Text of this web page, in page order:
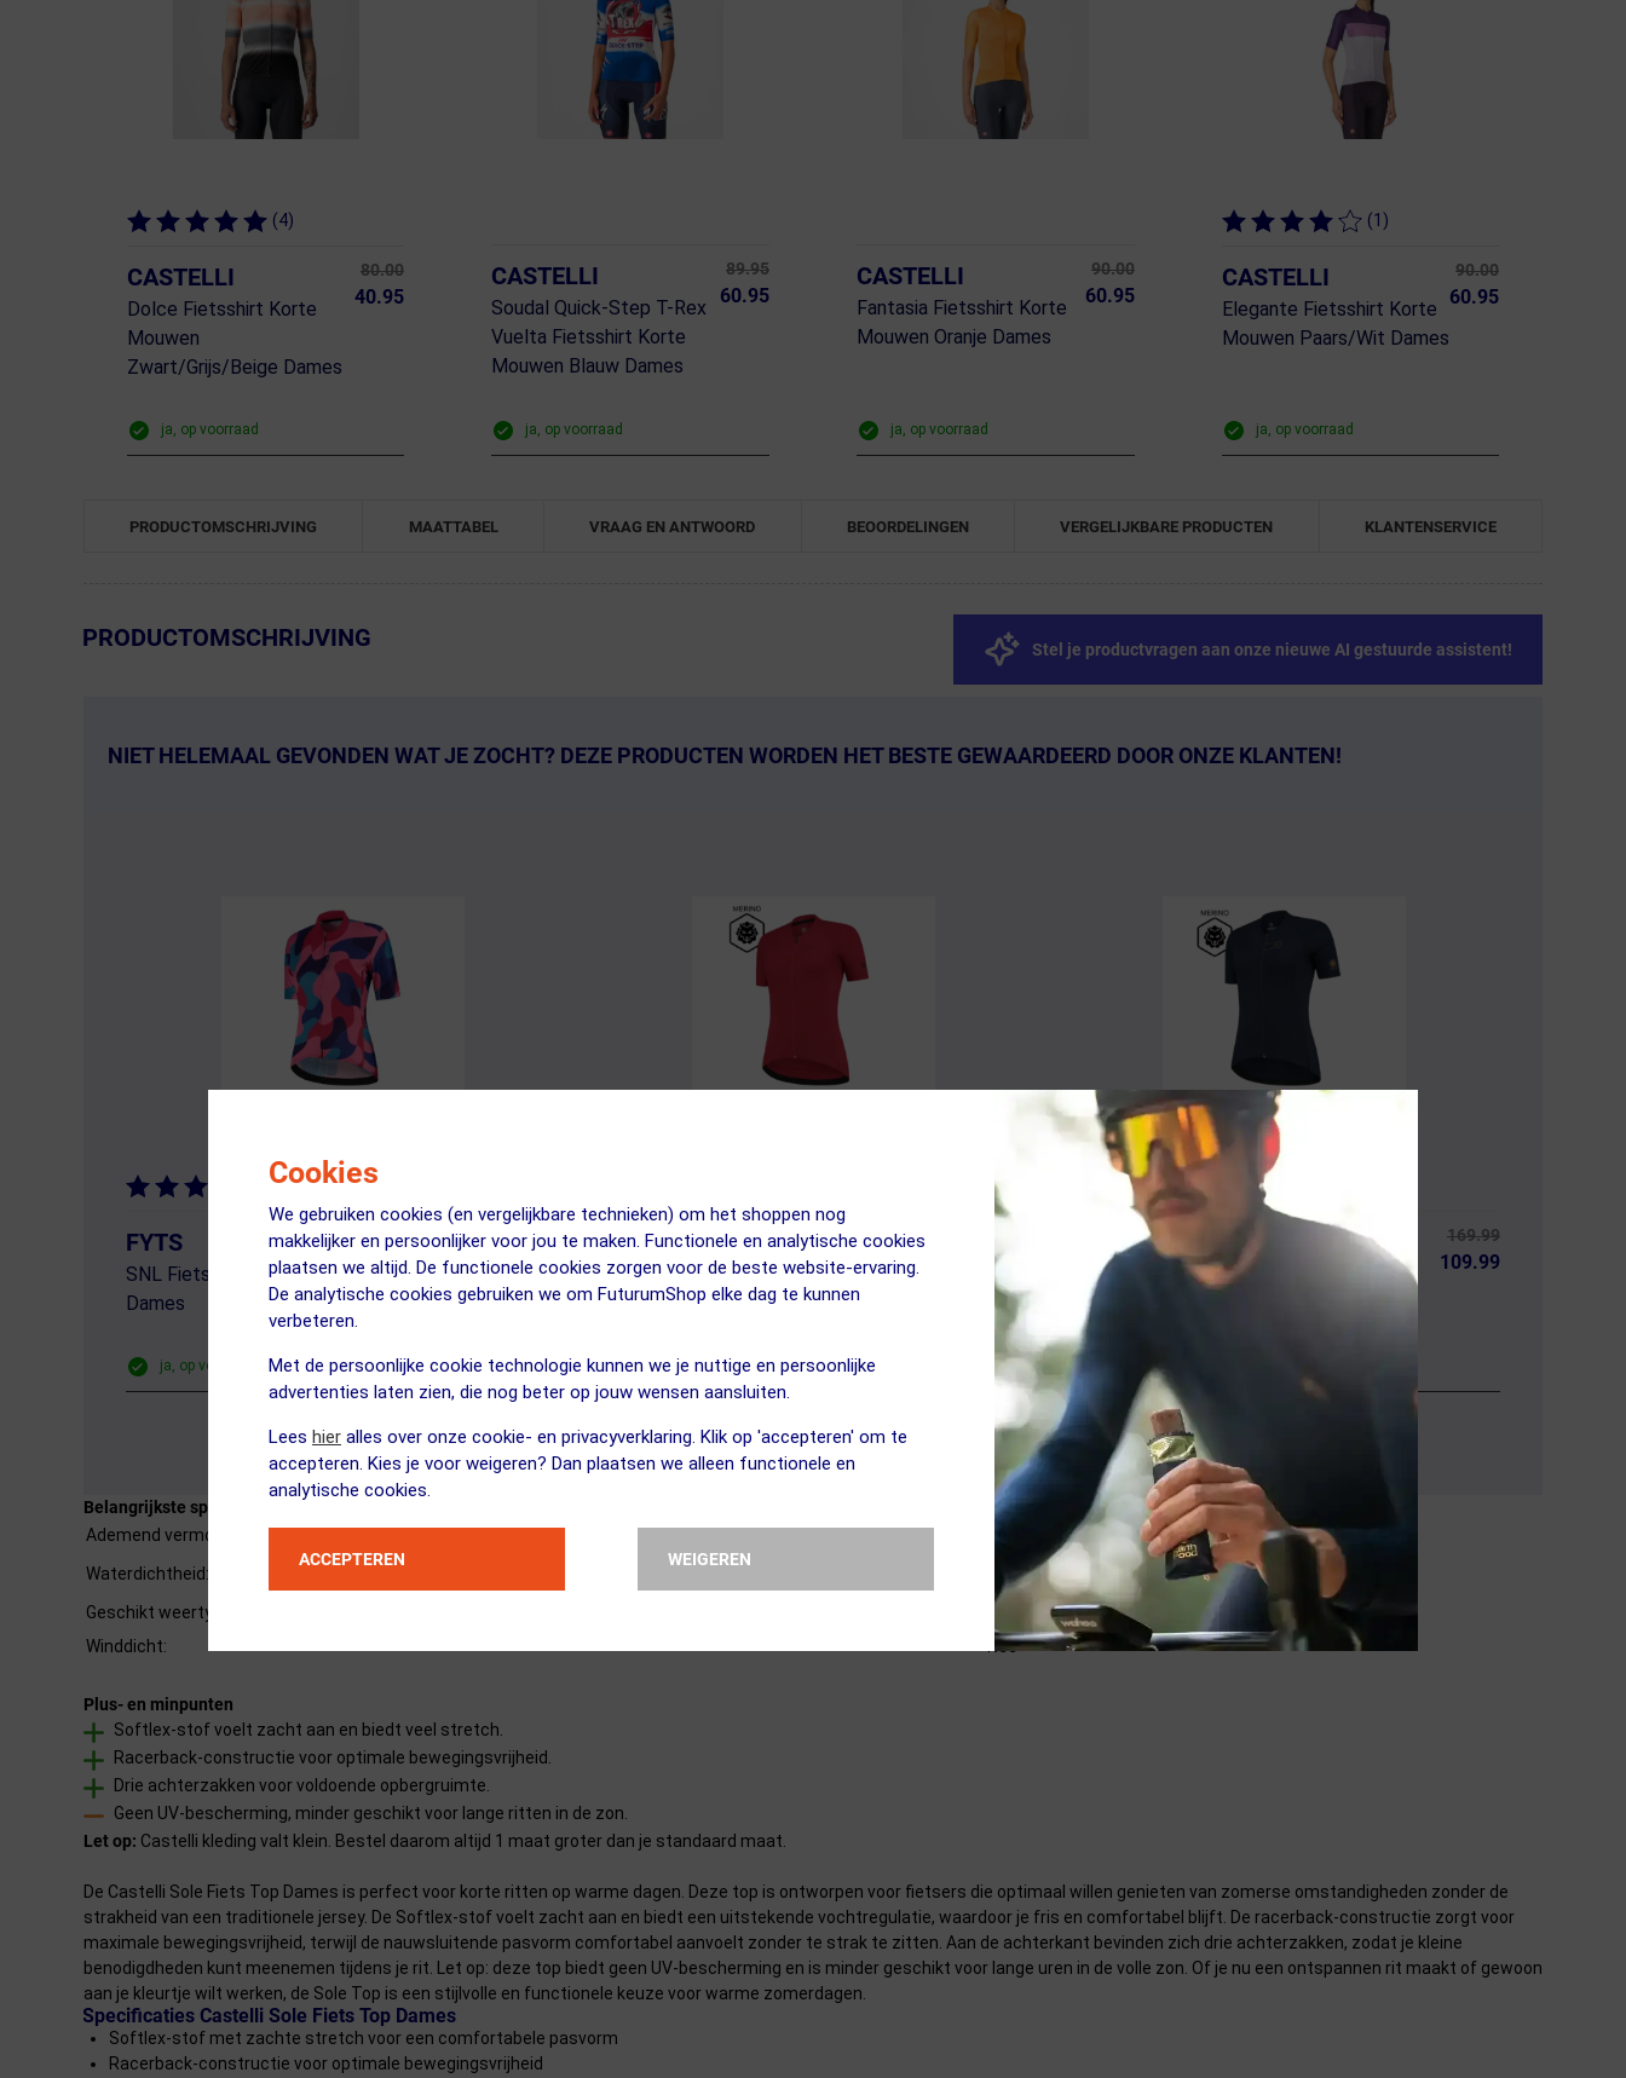
Cookies
We gebruiken cookies (en vergelijkbare technieken) om het shoppen nog
makkelijker en persoonlijker voor jou te maken. Functionele en analytische cookies
plaatsen we altijd. De functionele cookies zorgen voor de beste website-ervaring.
De analytische cookies gebruiken we om FuturumShop elke dag te kunnen
verbeteren.
Met de persoonlijke cookie technologie kunnen we je nuttige en persoonlijke
advertenties laten zien, die nog beter op jouw wensen aansluiten.
Lees hier alles over onze cookie- en privacyverklaring. Klik op 'accepteren' om te
accepteren. Kies je voor weigeren? Dan plaatsen we alleen functionele en
analytische cookies.
ACCEPTEREN WEIGEREN
(4)
CASTELLI
Dolce Fietsshirt Korte
Mouwen
Zwart/Grijs/Beige Dames
80.00
40.95
ja, op voorraad
CASTELLI
Soudal Quick-Step T-Rex
Vuelta Fietsshirt Korte
Mouwen Blauw Dames
89.95
60.95
ja, op voorraad
CASTELLI
Fantasia Fietsshirt Korte
Mouwen Oranje Dames
90.00
60.95
ja, op voorraad
(1)
CASTELLI
Elegante Fietsshirt Korte
Mouwen Paars/Wit Dames
90.00
60.95
ja, op voorraad
PRODUCTOMSCHRIJVING MAATTABEL VRAAG EN ANTWOORD BEOORDELINGEN VERGELIJKBARE PRODUCTEN KLANTENSERVICE
← Terug naar productnavigatie
PRODUCTOMSCHRIJVING Stel je productvragen aan onze nieuwe AI gestuurde assistent!
NIET HELEMAAL GEVONDEN WAT JE ZOCHT? DEZE PRODUCTEN WORDEN HET BESTE GEWAARDEERD DOOR ONZE KLANTEN!
(24)
FYTS
SNL Fietsshirt Korte Mouwen Mozaiek
Dames
54.99
39.99
ja, op voorraad
FUTURUM
ROSA Merino Fietsshirt Korte Mouwen
Rood Dames
109.99
ja, op voorraad
FUTURUM
ROSA Merino Fietsshirt Korte Mouwen
Donkerblauw Dames
169.99
109.99
ja, op voorraad
Belangrijkste specificaties
Ademend vermogen:
★★★★★
Waterdichtheid: ☆☆☆☆☆
Geschikt weertype:
Winddicht:
Nee
Plus- en minpunten
Softlex-stof voelt zacht aan en biedt veel stretch.
Racerback-constructie voor optimale bewegingsvrijheid.
Drie achterzakken voor voldoende opbergruimte.
Geen UV-bescherming, minder geschikt voor lange ritten in de zon.
Let op: Castelli kleding valt klein. Bestel daarom altijd 1 maat groter dan je standaard maat.
De Castelli Sole Fiets Top Dames is perfect voor korte ritten op warme dagen. Deze top is ontworpen voor fietsers die optimaal willen genieten van zomerse omstandigheden zonder de
strakheid van een traditionele jersey. De Softlex-stof voelt zacht aan en biedt een uitstekende vochtregulatie, waardoor je fris en comfortabel blijft. De racerback-constructie zorgt voor
maximale bewegingsvrijheid, terwijl de nauwsluitende pasvorm comfortabel aanvoelt zonder te strak te zitten. Aan de achterkant bevinden zich drie achterzakken, zodat je kleine
benodigdheden kunt meenemen tijdens je rit. Let op: deze top biedt geen UV-bescherming en is minder geschikt voor lange uren in de volle zon. Of je nu een ontspannen rit maakt of gewoon
aan je kleurtje wilt werken, de Sole Top is een stijlvolle en functionele keuze voor warme zomerdagen.
Specificaties Castelli Sole Fiets Top Dames
Softlex-stof met zachte stretch voor een comfortabele pasvorm
Racerback-constructie voor optimale bewegingsvrijheid